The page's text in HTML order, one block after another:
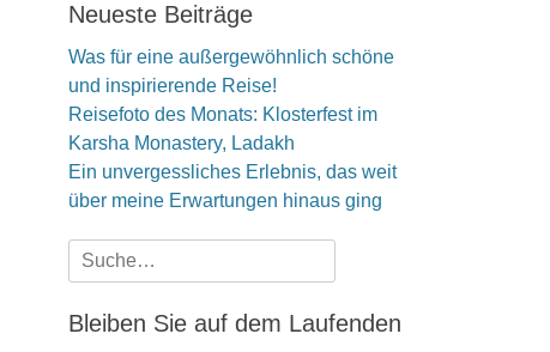
Neueste Beiträge
Was für eine außergewöhnlich schöne
und inspirierende Reise!
Reisefoto des Monats: Klosterfest im
Karsha Monastery, Ladakh
Ein unvergessliches Erlebnis, das weit
über meine Erwartungen hinaus ging
Suche
nach:
Bleiben Sie auf dem Laufenden